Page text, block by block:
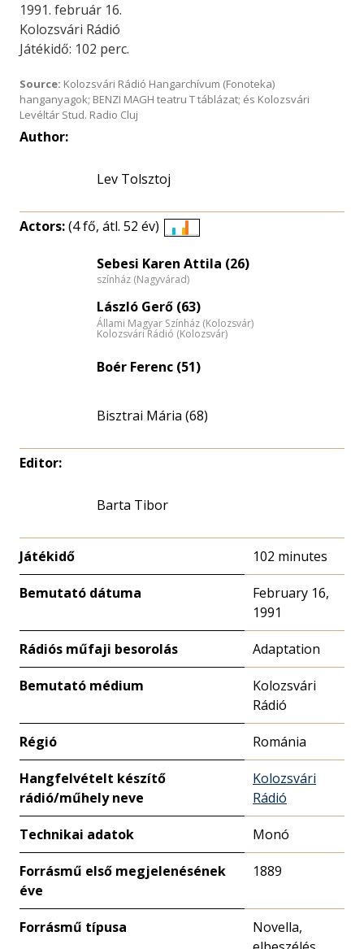
1991. február 16.
Kolozsvári Rádió
Játékidő: 102 perc.
Source: Kolozsvári Rádió Hangarchívum (Fonoteka)
hanganyagok; BENZI MAGH teatru T táblázat; és Kolozsvári
Levéltár Stud. Radio Cluj
Author:
Lev Tolsztoj
Actors:(4 fő, átl. 52 év)
eloszlás
nagyítása
Sebesi Karen Attila (26)
színház (Nagyvárad)
László Gerő (63)
Állami Magyar Színház (Kolozsvár)
Kolozsvári Rádió (Kolozsvár)
Boér Ferenc (51)
Bisztrai Mária (68)
Editor:
Barta Tibor
Játékidő 102 minutes
Bemutató dátuma
February 16,
1991
Rádiós műfaji besorolás Adaptation
Bemutató médium
Kolozsvári
Rádió
Régió Románia
Hangfelvételt készítő
rádió/műhely neve
Kolozsvári
Rádió
Technikai adatok Monó
Forrásmű első megjelenésének
éve
1889
Forrásmű típusa
Novella,